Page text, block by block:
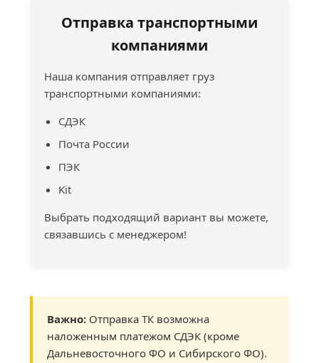
Отправка транспортными
компаниями
Наша компания отправляет груз
транспортными компаниями:
СДЭК
Почта России
ПЭК
Kit
Выбрать подходящий вариант вы можете,
связавшись с менеджером!
Важно: Отправка ТК возможна
наложенным платежом СДЭК (кроме
Дальневосточного ФО и Сибирского ФО).